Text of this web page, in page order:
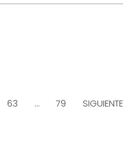
63 … 79 SIGUIENTE